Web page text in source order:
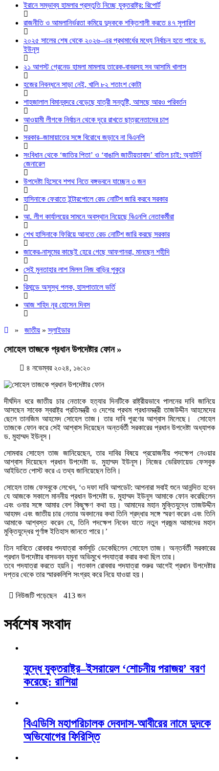
ইরানে সম্ভাব্য হামলার প্রস্তুতি নিচ্ছে যুক্তরাষ্ট্র: রিপোর্ট
রাজনীতি ও আমলানির্ভরতা কমিয়ে দুদককে শক্তিশালী করতে ৪৭ সুপারিশ
২০২৫ সালের শেষ থেকে ২০২৬–এর প্রথমার্ধের মধ্যে নির্বাচন হতে পারে: ড.
ইউনূস
২১ আগস্ট গ্রেনেড হামলা মামলায় তারেক-বাবরসহ সব আসামি খালাস
হজের নিবন্ধনে সাড়া নেই, খালি ৮২ শতাংশ কোটা
শাহজালাল বিমানবন্দরে বেড়েছে যাত্রী সন্তুষ্টি, আসছে আরও পরিবর্তন
আওয়ামী লীগকে নির্বাচন থেকে দূরে রাখতে ছাত্রনেতাদের চাপ
সরকার–জামায়াতের সঙ্গে বিরোধে জড়াবে না বিএনপি
সংবিধান থেকে ‘জাতির পিতা’ ও ‘বাঙালি জাতীয়তাবাদ’ বাতিল চাই: অ্যাটর্নি
জেনারেল
উপদেষ্টা হিসেবে শপথ নিতে বঙ্গভবনে যাচ্ছেন ৩ জন
হাসিনাকে ফেরাতে ইন্টারপোলে রেড নোটিশ জারি করবে সরকার
আ. লীগ কার্যালয়ের সামনে অবস্থান নিয়েছে বিএনপি নেতাকর্মীরা
শেখ হাসিনাকে ফিরিয়ে আনতে রেড নোটিশ জারি করছে সরকার
জাকের-নাসুমের কাছেই হেরে গেছে আফগানরা, মানছেন শহীদি
সেই মুনতাহার লাশ মিলল নিজ বাড়ির পুকুরে
রিমান্ডে অসুস্থ পলক, হাসপাতালে ভর্তি
আজ শহিদ নূর হোসেন দিবস
» জাতীয় »স্লাইডার
সোহেল তাজকে প্রধান উপদেষ্টার ফোন »
৪ নভেম্বর ২০২৪, ১৬:২০
দীর্ঘদিন ধরে জাতীয় চার নেতাকে হত্যার দিনটিকে রাষ্ট্রীয়ভাবে পালনের দাবি জানিয়ে
আসছেন সাবেক স্বরাষ্ট্র প্রতিমন্ত্রী ও দেশের প্রথম প্রধানমন্ত্রী তাজউদ্দীন আহমেদের
ছেলে তানজিম আহমেদ সোহেল তাজ। তার দাবি পূরণের আশ্বাস মিলেছে। সোহেল
তাজকে ফোন করে সেই আশ্বাস দিয়েছেন অন্তর্বর্তী সরকারের প্রধান উপদেষ্টা অধ্যাপক
ড. মুহাম্মদ ইউনূস।
সোমবার সোহেল তাজ জানিয়েছেন, তার দাবির বিষয়ে প্রয়োজনীয় পদক্ষেপ নেওয়ার
আশ্বাস দিয়েছেন প্রধান উপদেষ্টা ড. মুহাম্মদ ইউনূস। নিজের ভেরিফায়েড ফেসবুক
আইডিতে পোস্ট করে এ তথ্য জানিয়েছেন তিনি।
সোহেল তাজ ফেসবুকে লেখেন, ‘৩ দফা দাবি আপডেট: আপনারা সবাই শুনে আনন্দিত হবেন
যে আজকে সকালে মাননীয় প্রধান উপদেষ্টা ড. মুহাম্মদ ইউনূস আমাকে ফোন করেছিলেন
এবং ওনার সঙ্গে আমার বেশ কিছুক্ষণ কথা হয়। আমাদের মহান মুক্তিযুদ্ধে তাজউদ্দীন
আহমদ এবং জাতীয় চার নেতার অবদানের কথা তিনি শ্রদ্ধার সঙ্গে স্মরণ করেন এবং তিনি
আমাকে আশ্বস্ত করেন যে, তিনি পদক্ষেপ নিবেন যাতে নতুন প্রজন্ম আমাদের মহান
মুক্তিযুদ্ধের পূর্ণাঙ্গ ইতিহাস জানতে পারে।’
তিন দাবিতে রোববার পদযাত্রা কর্মসূচি ডেকেছিলেন সোহেল তাজ। অন্তর্বর্তী সরকারের
প্রধান উপদেষ্টার বাসভবন যমুনা অভিমুখে পদযাত্রা করার কথা ছিল তার।
তবে পদযাত্রা করতে হয়নি। গতকাল রোববার পদযাত্রা শুরুর আগেই প্রধান উপদেষ্টার
দপ্তর থেকে তার স্মারকলিপি সংগ্রহ করে নিয়ে যাওয়া হয়।
নিউজটি পড়েছেন 413 জন
সর্বশেষ সংবাদ
যুদ্ধে যুক্তরাষ্ট্র–ইসরায়েল ‘শোচনীয় পরাজয়’ বরণ
করেছে: রাশিয়া
বিএডিসি মহাপরিচালক দেবদাস-আবীরের নামে দুদকে
অভিযোগের ফিরিস্তি